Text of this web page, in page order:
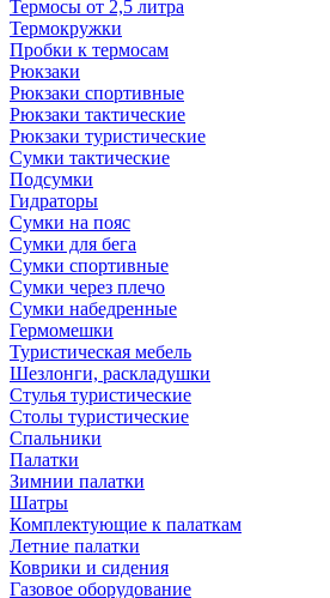
Термосы от 2,5 литра
Термокружки
Пробки к термосам
Рюкзаки
Рюкзаки спортивные
Рюкзаки тактические
Рюкзаки туристические
Сумки тактические
Подсумки
Гидраторы
Сумки на пояс
Сумки для бега
Сумки спортивные
Сумки через плечо
Сумки набедренные
Гермомешки
Туристическая мебель
Шезлонги, раскладушки
Стулья туристические
Столы туристические
Спальники
Палатки
Зимнии палатки
Шатры
Комплектующие к палаткам
Летние палатки
Коврики и сидения
Газовое оборудование